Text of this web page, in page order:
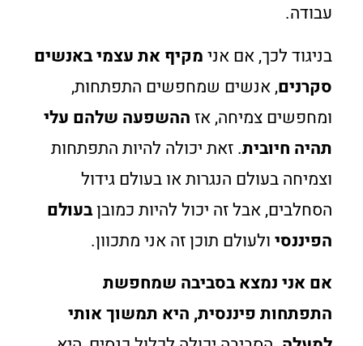
עבודה.
בניגוד לכך, אם אנימקיף את עצמי באנשים
סקרנים, אנשים שמחפשים התפתחות,
ומחפשים צמיחה, אזההשפעה שלהם עלי
תהיה חיובית. זאת יכולה להיות התפתחות
וצמיחה בעולם הנגרות או בעולם גידול
הסחלבים, אבל זה יכול להיות כמובןבעולם
הפיננסיולעולם תוכן זה אני מתכוון.
אם אני נמצא בסביבה שמחפשת
התפתחות פיננסית, היא תמשוך אותי